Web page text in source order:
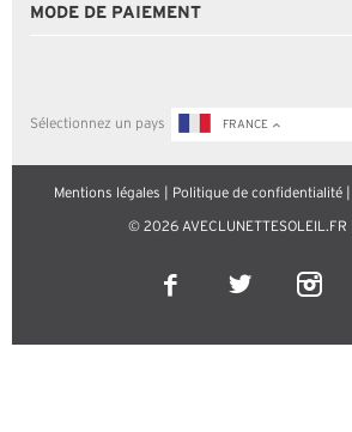
MODE DE PAIEMENT
Sélectionnez un pays FRANCE
Mentions légales Politique de confidentialité
© 2026 AVECLUNETTESOLEIL.FR |